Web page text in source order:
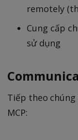
remotely
Cung cấp
sử dụng
Tiếp theo
MCP: